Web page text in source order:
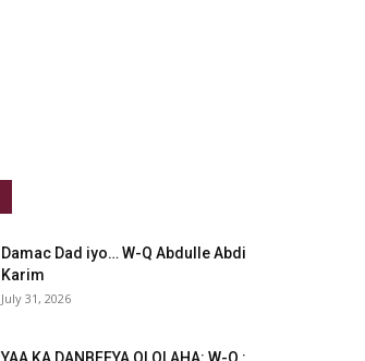
Damac Dad iyo… W-Q Abdulle Abdi
Karim
July 31, 2026